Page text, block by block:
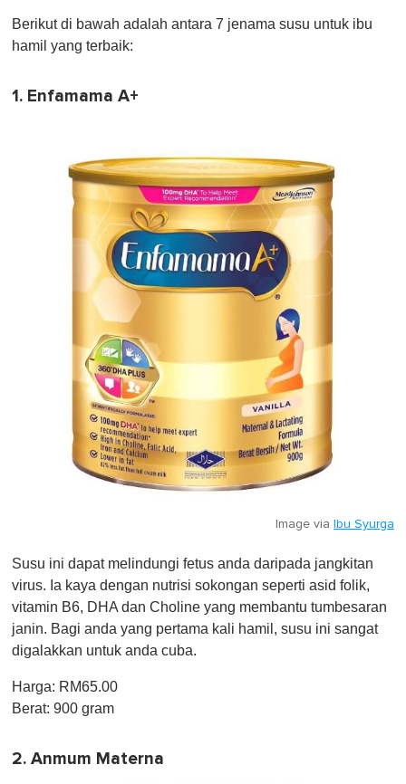
u
e
Berikut di bawah adalah antara 7 jenama susu untuk ibu
hamil yang terbaik:
1. Enfamama A+
Image via Ibu Syurga
Susu ini dapat melindungi fetus anda daripada jangkitan
virus. Ia kaya dengan nutrisi sokongan seperti asid folik,
vitamin B6, DHA dan Choline yang membantu tumbesaran
janin. Bagi anda yang pertama kali hamil, susu ini sangat
digalakkan untuk anda cuba.
Harga: RM65.00
Berat: 900 gram
2. Anmum Materna